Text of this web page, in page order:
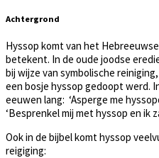
Achtergrond
Hyssop komt van het
betekent. In de oude joodse
bij wijze van symbolische
een bosje hyssop gedoopt werd.
eeuwen lang: ‘Asperge me
‘Besprenkel mij met hyssop en ik
Ook in de bijbel komt hyssop
reigiging: